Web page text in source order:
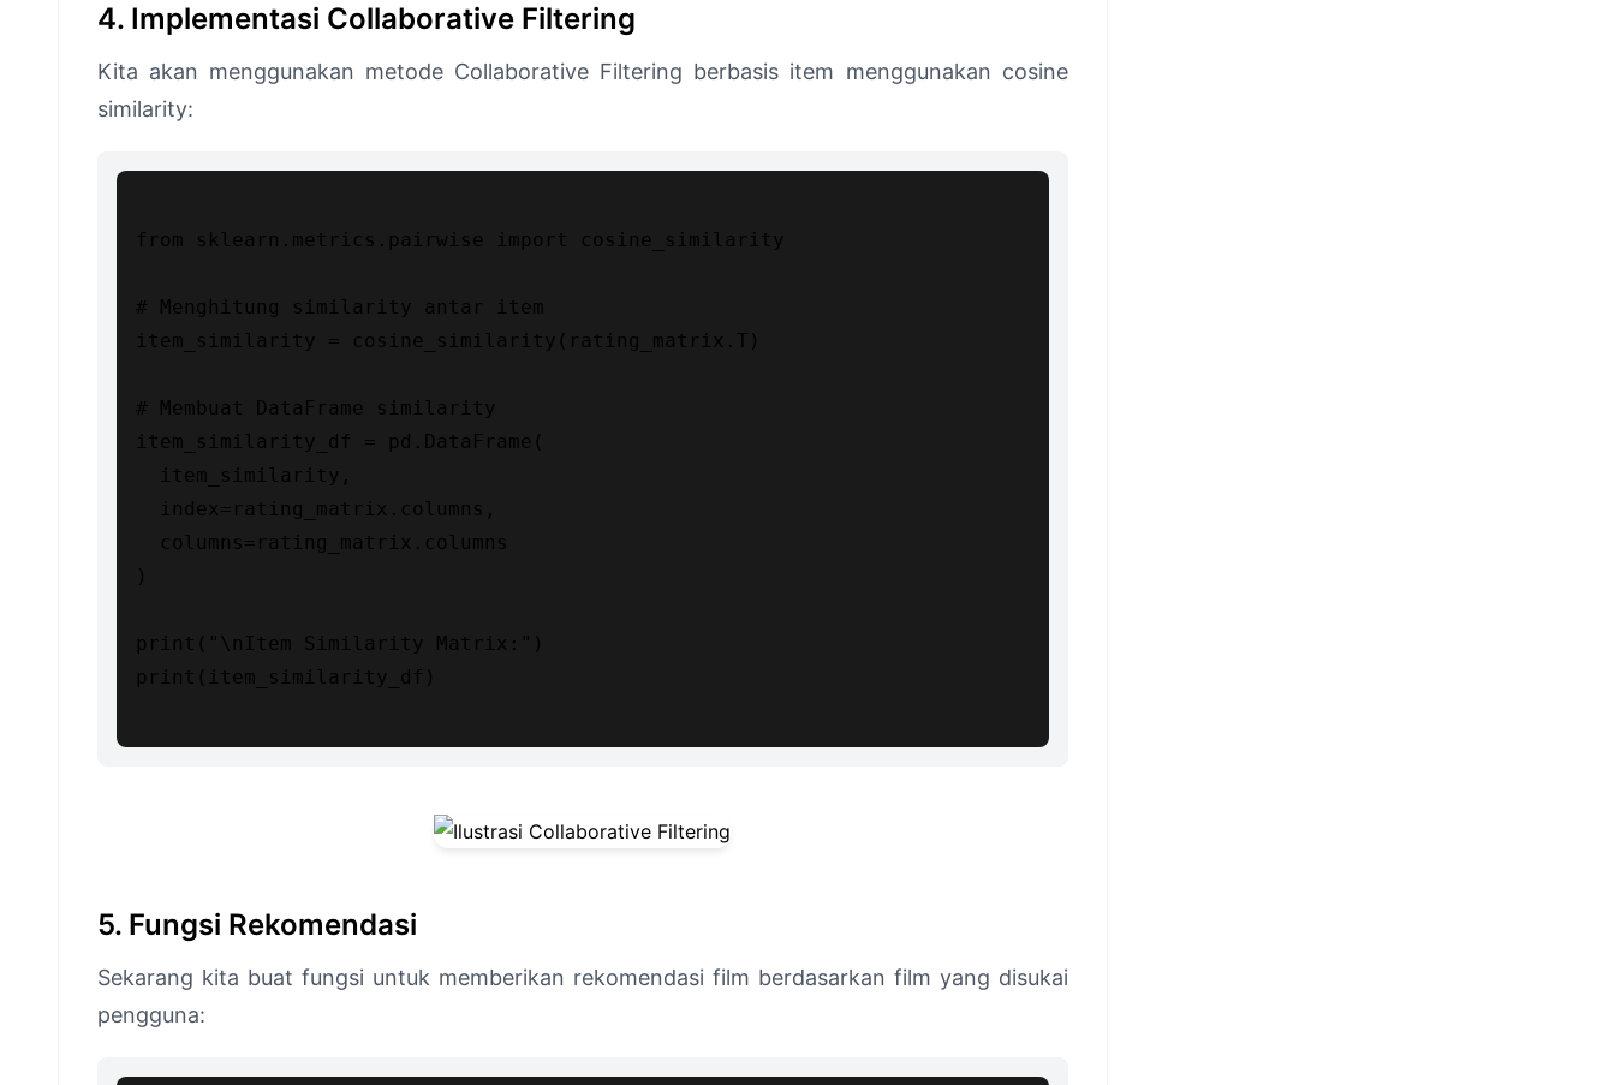
4. Implementasi Collaborative Filtering
Kita akan menggunakan metode Collaborative Filtering berbasis item menggunakan cosine
similarity:
from sklearn.metrics.pairwise import cosine_similarity
# Menghitung similarity antar item
item_similarity = cosine_similarity(rating_matrix.T)
# Membuat DataFrame similarity
item_similarity_df = pd.DataFrame(
  item_similarity,
  index=rating_matrix.columns,
  columns=rating_matrix.columns
)
print("\nItem Similarity Matrix:")
print(item_similarity_df)
5. Fungsi Rekomendasi
Sekarang kita buat fungsi untuk memberikan rekomendasi film berdasarkan film yang disukai
pengguna: